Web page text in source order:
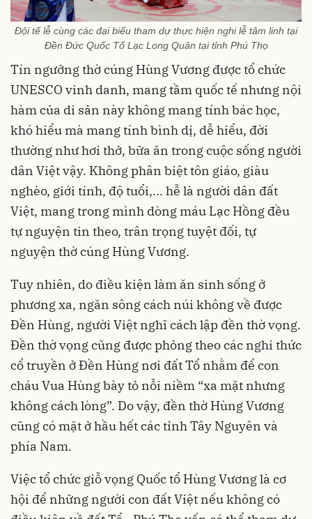
Đội tế lễ cùng các đại biểu tham dự thực hiện nghi lễ tâm linh tại
Đền Đức Quốc Tổ Lạc Long Quân tại tỉnh Phú Thọ
Tín ngưỡng thờ cúng Hùng Vương được tổ chức
UNESCO vinh danh, mang tầm quốc tế nhưng nội
hàm của di sản này không mang tính bác học,
khó hiểu mà mang tính bình dị, dễ hiểu, đời
thường như hơi thở, bữa ăn trong cuộc sống người
dân Việt vậy. Không phân biệt tôn giáo, giàu
nghèo, giới tính, độ tuổi,... hễ là người dân đất
Việt, mang trong mình dòng máu Lạc Hồng đều
tự nguyện tin theo, trân trọng tuyệt đối, tự
nguyện thờ cúng Hùng Vương.
Tuy nhiên, do điều kiện làm ăn sinh sống ở
phương xa, ngăn sông cách núi không về được
Đền Hùng, người Việt nghĩ cách lập đền thờ vọng.
Đền thờ vọng cũng được phỏng theo các nghi thức
cổ truyền ở Đền Hùng nơi đất Tổ nhằm để con
cháu Vua Hùng bày tỏ nỗi niềm “xa mặt nhưng
không cách lòng”. Do vậy, đền thờ Hùng Vương
cũng có mặt ở hầu hết các tỉnh Tây Nguyên và
phía Nam.
Việc tổ chức giỗ vọng Quốc tổ Hùng Vương là cơ
hội để những người con đất Việt nếu không có